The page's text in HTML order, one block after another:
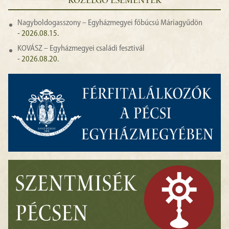
Nagyboldogasszony – Egyházmegyei főbúcsú Máriagyűdön
- 2026.08.15.
KOVÁSZ – Egyházmegyei családi fesztivál
- 2026.08.20.